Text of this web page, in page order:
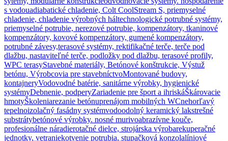
s vodouadiabatické chladenie, Colt CoolStream S, priemyselné
chladenie, chladenie výrobných háltechnologické potrubné systémy,
priemyselné potrubie, nerezové potrubie, kompenzátory, tkaninové
kompenzátory, kovové kompenzátory, gumené kompenzátory,
potrubné závesy,terasové systémy, rektifikačné terče, terče pod
dlažbu, nastaviteľné terče, podložky pod dlažbu, terasové profily,
WPC terasyStavebné materiály, Betónové konštrukcie, Výstuž
betónu, Výrobcovia pre stavebníctvoMontované budovy,
kontajneryVodovodné batérie, sanitárne výrobky, hygienické
systémyDebnenie, podperyZariadenie pre šport a ihriskáŠkárovacie
hmotyŠkoleniarezanie betónuprenájom mobilných WCnehorľavý
tepelnoizolačný fasádny systémvodoodolný keramický lakstrešné
substrátybetónové výrobky. nosné murivoabrazívne kouče,
profesionálne náradierotačné dielce, strojárska výrobarekuperačné
jednotky, vetraniekotvenie potrubia, stupačková konzolalíniové